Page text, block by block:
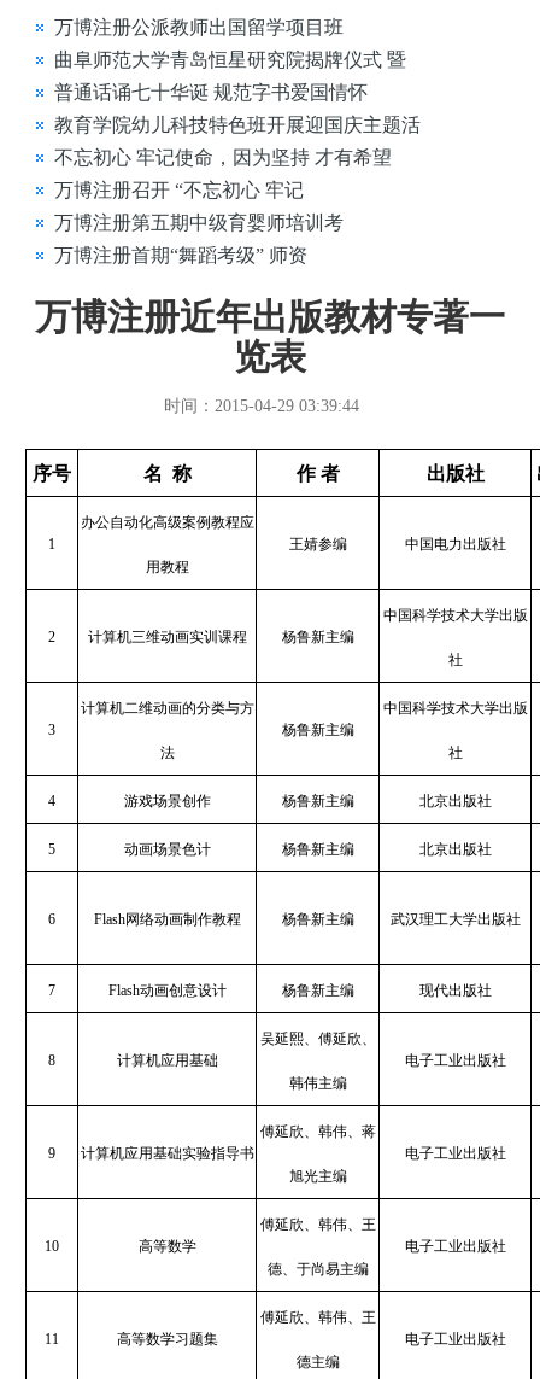
万博注册公派教师出国留学项目班
曲阜师范大学青岛恒星研究院揭牌仪式 暨
普通话诵七十华诞 规范字书爱国情怀
教育学院幼儿科技特色班开展迎国庆主题活
不忘初心 牢记使命，因为坚持 才有希望
万博注册召开 “不忘初心 牢记
万博注册第五期中级育婴师培训考
万博注册首期“舞蹈考级” 师资
万博注册近年出版教材专著一
览表
时间：2015-04-29 03:39:44
序号 名 称 作 者 出版社
1
办公自动化高级案例教程应
用教程
王婧参编 中国电力出版社
2 计算机三维动画实训课程 杨鲁新主编
中国科学技术大学出版
社
3
计算机二维动画的分类与方
法
杨鲁新主编
中国科学技术大学出版
社
4 游戏场景创作 杨鲁新主编 北京出版社
5 动画场景色计 杨鲁新主编 北京出版社
6 Flash网络动画制作教程 杨鲁新主编 武汉理工大学出版社
7 Flash动画创意设计 杨鲁新主编 现代出版社
8 计算机应用基础
吴延熙、傅延欣、
韩伟主编
电子工业出版社
9 计算机应用基础实验指导书
傅延欣、韩伟、蒋
旭光主编
电子工业出版社
10 高等数学
傅延欣、韩伟、王
德、于尚易主编
电子工业出版社
11 高等数学习题集
傅延欣、韩伟、王
德主编
电子工业出版社